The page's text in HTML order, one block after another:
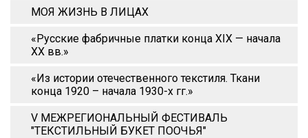
МОЯ ЖИЗНЬ В ЛИЦАХ
«Русские фабричные платки конца XIX — начала
XX вв.»
«Из истории отечественного текстиля. Ткани
конца 1920 – начала 1930-х гг.»
V МЕЖРЕГИОНАЛЬНЫЙ ФЕСТИВАЛЬ
"ТЕКСТИЛЬНЫЙ БУКЕТ ПООЧЬЯ"